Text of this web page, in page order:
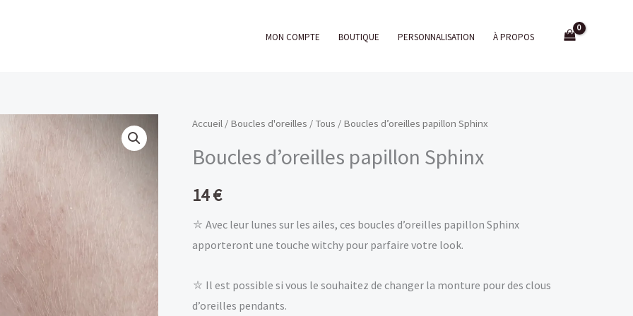
MON COMPTE BOUTIQUE PERSONNALISATION À PROPOS
Accueil / Boucles d'oreilles / Tous / Boucles d’oreilles papillon Sphinx
Boucles d’oreilles papillon Sphinx
14€
⛥ Avec leur lunes sur les ailes, ces boucles d’oreilles papillon Sphinx
apporteront une touche witchy pour parfaire votre look.
⛥ Il est possible si vous le souhaitez de changer la monture pour des clous
d’oreilles pendants.